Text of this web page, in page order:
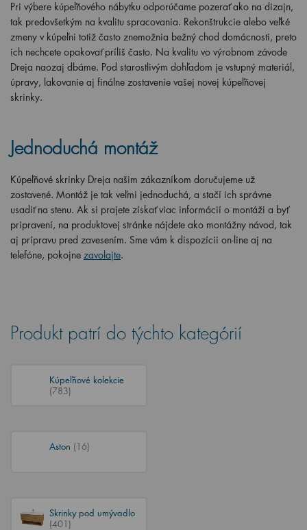
Pri výbere kúpeľňového nábytku odporúčame pozerať ako na dizajn,
tak predovšetkým na kvalitu spracovania. Rekonštrukcie alebo veľké
zmeny v kúpeľni totiž často znemožnia bežný chod domácnosti, preto
ich nechcete opakovať príliš často. Na kvalitu vo výrobnom závode
Dreja naozaj dbáme. Pod starostlivým dohľadom je vstupný materiál,
úpravy, lakovanie aj finálne zostavenie vašej novej kúpeľňovej
skrinky.
Jednoduchá montáž
Kúpeľňové skrinky Dreja našim zákazníkom doručujeme už
zostavené. Montáž je tak veľmi jednoduchá, a stačí ich správne
usadiť na stenu. Ak si prajete získať viac informácií o montáži a byť
pripravení, na produktovej stránke nájdete ako montážny návod, tak
aj prípravu pred zavesením. Sme vám k dispozícii on-line aj na
telefóne, pokojne zavolajte.
Produkt patrí do týchto kategórií
Kúpeľňové kolekcie
(783)
Aston (16)
Skrinky pod umývadlo
(401)